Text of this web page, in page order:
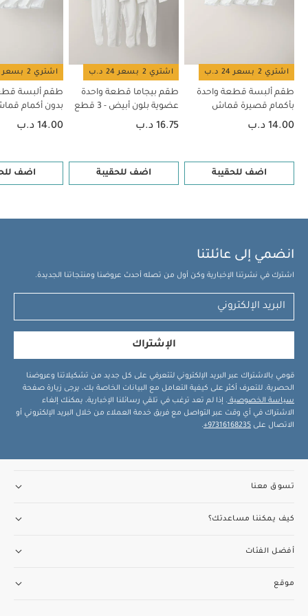
اشتري 2 بسعر 24 د.ب
طقم ألبسة قطعة واحدة
بأكمام قصيرة قماش
عضوي بلون أبيض - 5 قطع
14.00 د.ب
اضف للحقيبة
اشتري 2 بسعر 24 د.ب
طقم بيجاما قطعة واحدة
عضوية بلون أبيض - 3 قطع
16.75 د.ب
اضف للحقيبة
اشتري 2 بسعر 24 د.ب
طقم ألبسة
بدون أكمام
بلون أبيض - 5 قطع
14.00 د.ب
اضف
انضمي إلى عائلتنا
اشترك في نشرتنا الإخبارية وكن أول من تصله أحدث عروضنا ومنتجاتنا الجديدة.
الإشتراك
قومي بالاشتراك عبر البريد الإلكتروني لتتعرفي على كل جديد من تشكيلاتنا وعروضنا
الحصرية. للتعرف أكثر على كيفية التعامل مع البيانات الخاصة بك، يرجى زيارة صفحة
سياسة الخصوصية . إذا لم تعد ترغب في تلقي رسائلنا الإخبارية، يمكنك إلغاء
الاشتراك في أي وقت عبر التواصل مع فريق خدمة العملاء من خلال البريد الإلكتروني أو
الاتصال على 97316168235+
.
تسوق معنا
كيف يمكننا مساعدتك؟
أفضل الفئات
موقع